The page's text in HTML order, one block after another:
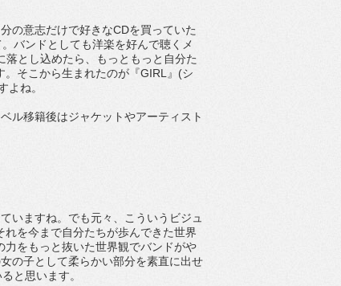
の意志だけで好きなCDを買っていた
バンドとしても洋楽を好んで聴くメ
とし込めたら、もっともっと自分た
そこから生まれたのが『GIRL』(シ
よね。
ル移籍後はジャケットやアーティスト
いますね。でも元々、こういうビジュ
を今まで自分たちが歩んできた世界
をもっと抜いた世界観でバンドがや
の子として柔らかい部分を素直に出せ
と思います。